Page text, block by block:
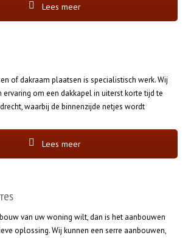
Lees meer
of dakraam plaatsen is specialistisch werk. Wij
ervaring om een dakkapel in uiterst korte tijd te
waarbij de binnenzijde netjes wordt
Lees meer
van uw woning wilt, dan is het aanbouwen
oplossing. Wij kunnen een serre aanbouwen,